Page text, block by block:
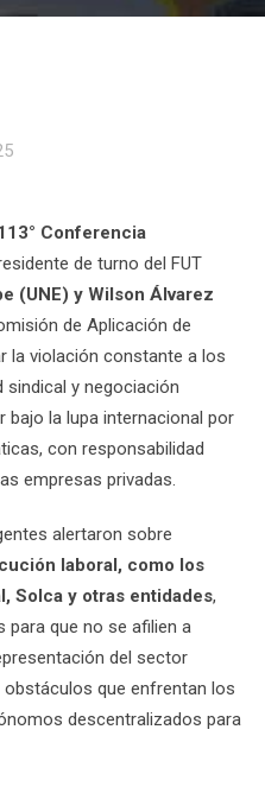
Conferencia
de turno del FUT
(UNE) y Wilson Álvarez
de Aplicación de
la violación constante a los
sindical y negociación
bajo la lupa internacional por
con responsabilidad
empresas privadas.
alertaron sobre
laboral, como los
Solca y otras entidades,
para que no se afilien a
del sector
que enfrentan los
descentralizados para